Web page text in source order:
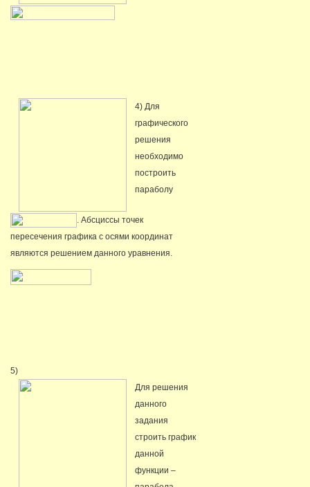
4) Для
графического
решения
необходимо
построить
параболу
. Абсциссы точек
пересечения графика с осями координат
являются решением данного уравнения.
5)
Для решения
данного
задания
строить график
данной
функции –